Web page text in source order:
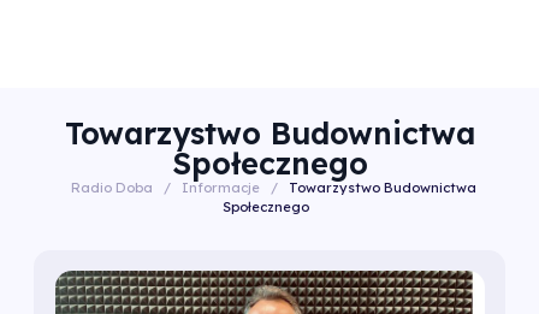
Towarzystwo Budownictwa
Społecznego
Radio Doba / Informacje /
Towarzystwo Budownictwa
Społecznego